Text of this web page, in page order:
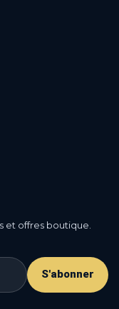
et offres boutique.
S'abonner